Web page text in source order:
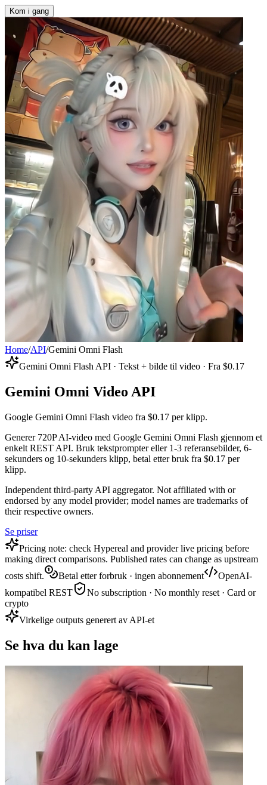
Kom i gang
Home/API/Gemini Omni Flash
Gemini Omni Flash API · Tekst + bilde til video · Fra $0.17
Gemini Omni Video API
Google Gemini Omni Flash video fra $0.17 per klipp.
Generer 720P AI-video med Google Gemini Omni Flash gjennom et
enkelt REST API. Bruk tekstprompter eller 1-3 referansebilder, 6-
sekunders og 10-sekunders klipp, betal etter bruk fra $0.17 per
klipp.
Independent third-party API aggregator. Not affiliated with or
endorsed by any model provider; model names are trademarks of
their respective owners.
Se priser
Pricing note: check Hypereal and provider live pricing before
making direct comparisons. Published rates can change as upstream
costs shift.
Betal etter forbruk · ingen abonnement
OpenAI-
kompatibel REST
No subscription · No monthly reset · Card or
crypto
Virkelige outputs generert av API-et
Se hva du kan lage